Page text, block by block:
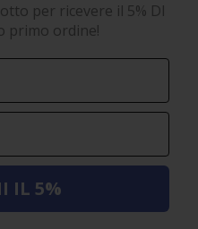
per ricevere il 5% DI
primo ordine!
IL 5%